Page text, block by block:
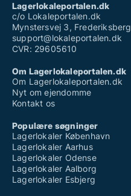
Lagerlokaleportalen.dk
c/o Lokaleportalen.dk
Mynstersvej 3, Frederiksberg
support@lokaleportalen.dk
CVR: 29605610
Om Lagerlokaleportalen.dk
Om Lagerlokaleportalen.dk
Nyt om ejendomme
Kontakt os
Populære søgninger
Lagerlokaler København
Lagerlokaler Aarhus
Lagerlokaler Odense
Lagerlokaler Aalborg
Lagerlokaler Esbjerg